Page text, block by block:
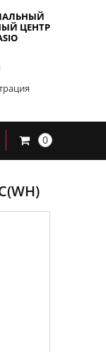
ЦЕНТР
0